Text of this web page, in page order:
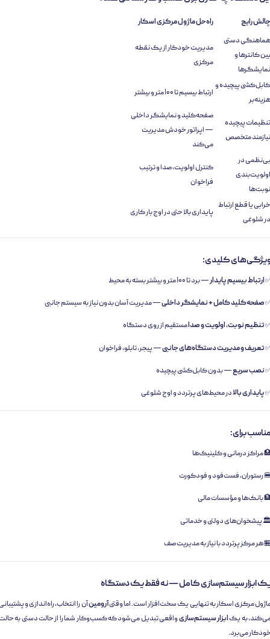
رایج
راه‌حل ماژول مرکزی اسکار
دستی
کانترها و
مدیریت خودکار از یک نقطه
مرکزی
پیچیده و
ارتباط بیسیم تا ۱۰۰ متر و بیشتر
پیچیده
متخصص
صفحه‌کلید و نمایشگر داخلی
— اپراتور خودش مدیریت
می‌کند
در
کنترل اولویت، صدا و ترتیب
فراخوان
یا قطع ارتباط
شلوغی
پایداری بالا حتی در اوج بار کاری
کلیدی:
ارتباط بیسیم پایدار— برد تا ۱۰۰ متر و بیشتر بسته به محیط
صفحه‌کلید کامل + نمایشگر داخلی— مدیریت آسان بدون نیاز به سیستم جانبی
تنظیم نوبت، اولویت و صدامستقیم از روی دستگاه
تعریف و مدیریت دستگاه‌های جانبی— پیجر، تابلو، فراخوان
نصب سریع— بدون کابل‌کشی پیچیده
پایداری بالادر محیط‌های پرتردد و اوج شلوغی
برای:
مراکز درمانی و کلینیک‌ها
رستوران، فست‌فود و فودکورت
بانک‌ها و مؤسسات مالی
پیشخوان‌های دولتی و خدماتی
هر مرکز پرتردد با نیاز به مدیریت صف
ابزار سیستم‌سازی کامل — نه فقط یک دستگاه
مرکزی اسکار به تنهایی یک سخت‌افزار است. اما وقتیآرومینآن را انتخاب، راه‌اندازی و پشتیبانی
به یکابزار سیستم‌سازیواقعی تبدیل می‌شود که کسب‌وکار شما را از حالت دستی به حالت
می‌برد.